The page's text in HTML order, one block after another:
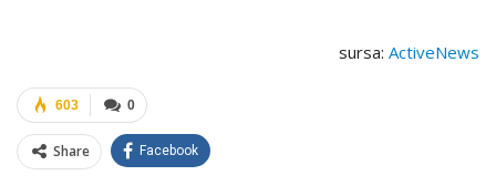
sursa: ActiveNews
0
603
Share Facebook